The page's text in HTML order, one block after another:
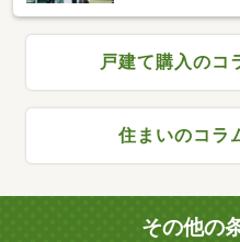
戸建て購入のコ
住まいのコラ
その他の